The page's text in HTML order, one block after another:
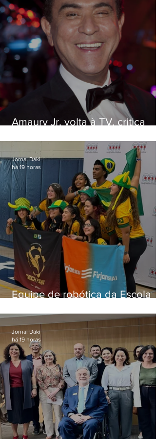
Amaury Jr. volta à TV, critica
viraram colunistas de si
Equipe de robótica da Escola
prêmio internacional nos EUA
Jornal Daki
há 19 horas
Jornal Daki
há 19 horas